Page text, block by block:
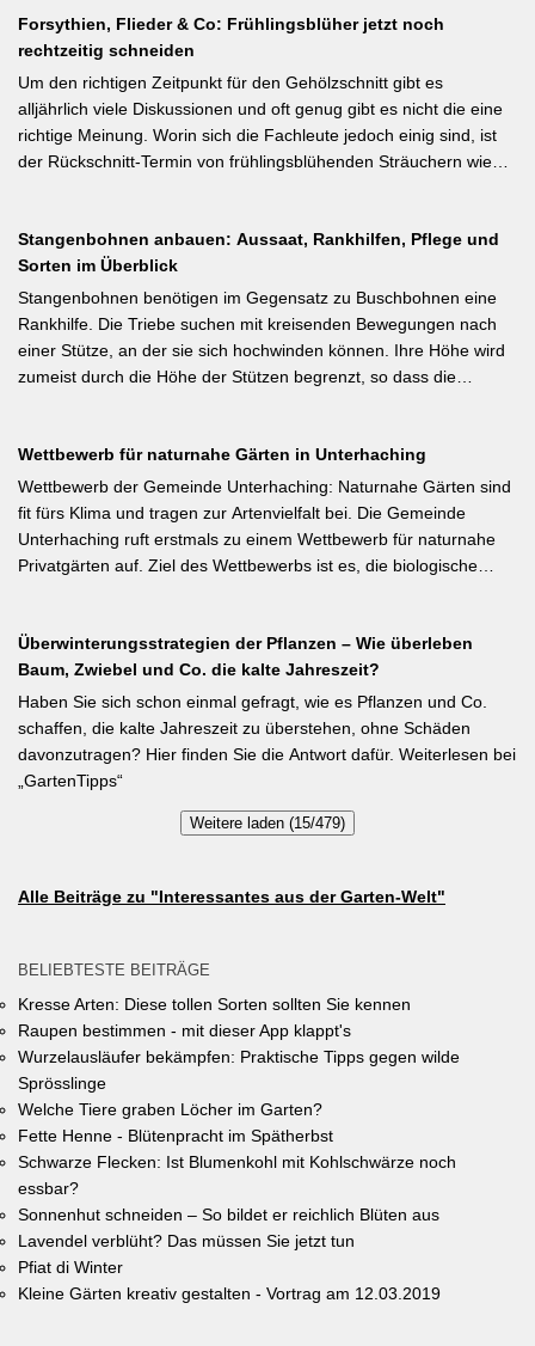
interessant: Der Artikel diskutiert, wann bei Freilandtomaten das
Ausgeizen kontraproduktiv ist – etwa bei buschigen Sorten, die
von Seitentrieben profitieren.
% der Blüten werden zu Früchten, ein rechtzeitiges Eingreifen vor
dem Junifall beugt der Alternanz (Abwechslung von
Ertragsjahren) vor. Für Äpfel und Birnen gilt: max. zwei kräftige
Früchte pro Fruchtbüschel, Abstand mindestens eine Handbreit.
Früchte in Schattenzonen vollständig entfernen.
Forsythien, Flieder & Co: Frühlingsblüher jetzt noch
rechtzeitig schneiden
Um den richtigen Zeitpunkt für den Gehölzschnitt gibt es
alljährlich viele Diskussionen und oft genug gibt es nicht die eine
richtige Meinung. Worin sich die Fachleute jedoch einig sind, ist
der Rückschnitt-Termin von frühlingsblühenden Sträuchern wie
Flieder und Zierkirsche bilden ihre Blütenknospen für das nächste
Jahr im Sommer. Der Schnitt direkt nach der Blüte (bei Flieder:
sofort nach dem Verblühen!) ist die letzte Chance – wer jetzt noch
nicht geschnitten hat, sollte spätestens in den nächsten zwei
Wochen ran. Das Grundprinzip: Überflüssige alte Triebe
bodennah entfernen, damit das neue Holz ausreifen kann.
Stangenbohnen anbauen: Aussaat, Rankhilfen, Pflege und
Sorten im Überblick
Stangenbohnen benötigen im Gegensatz zu Buschbohnen eine
Rankhilfe. Die Triebe suchen mit kreisenden Bewegungen nach
einer Stütze, an der sie sich hochwinden können. Ihre Höhe wird
zumeist durch die Höhe der Stützen begrenzt, so dass die
Weiterlesen bei meine-ernte.de Kurzfassung: Bis Mitte Juni ist die
Aussaat von Stangenbohnen direkt ins Freiland noch problemlos
möglich. Samen über Nacht wässern, 5–6 cm tief setzen,
Pflanzabstand 50 cm. Als Mittelzehrer brauchen Stangenbohnen
im Gegensatz zu Buschbohnen eine moderierte Düngung
der Luft binden – Vorfrucht-Wirkung für das nächste Gartenjahr.
Wettbewerb für naturnahe Gärten in Unterhaching
Wettbewerb der Gemeinde Unterhaching: Naturnahe Gärten sind
fit fürs Klima und tragen zur Artenvielfalt bei. Die Gemeinde
Unterhaching ruft erstmals zu einem Wettbewerb für naturnahe
Privatgärten auf. Ziel des Wettbewerbs ist es, die biologische
Verbesserung des Ortsklimas zu leisten. Warum? Entsiegelte
Flächen helfen… Hitze zu reduzieren Regenwasser besser zu
speichern und das Wohnumfeld insgesamt lebenswerter zu
gestalten. Insgesamt drei Gärten werden prämiert. Insgesamt drei
gleichwertige Sieger werden durch eine Expertenjury, bestehend
aus Vertretern der Gemeinde Unterhaching sowie des
gewinnen gibt es jeweils einen Gutschein von Pflanzen-Kölle
das Anmeldeformular siehe auf den Seiten der Gemeinde
Überwinterungsstrategien der Pflanzen – Wie überleben
Baum, Zwiebel und Co. die kalte Jahreszeit?
Haben Sie sich schon einmal gefragt, wie es Pflanzen und Co.
schaffen, die kalte Jahreszeit zu überstehen, ohne Schäden
davonzutragen? Hier finden Sie die Antwort dafür. Weiterlesen bei
„GartenTipps“
Weitere laden (15/479)
Alle Beiträge zu "Interessantes aus der Garten-Welt"
BELIEBTESTE BEITRÄGE
Kresse Arten: Diese tollen Sorten sollten Sie kennen
Raupen bestimmen - mit dieser App klappt's
Wurzelausläufer bekämpfen: Praktische Tipps gegen wilde
Sprösslinge
Welche Tiere graben Löcher im Garten?
Fette Henne - Blütenpracht im Spätherbst
Schwarze Flecken: Ist Blumenkohl mit Kohlschwärze noch
essbar?
Sonnenhut schneiden – So bildet er reichlich Blüten aus
Lavendel verblüht? Das müssen Sie jetzt tun
Pfiat di Winter
Kleine Gärten kreativ gestalten - Vortrag am 12.03.2019